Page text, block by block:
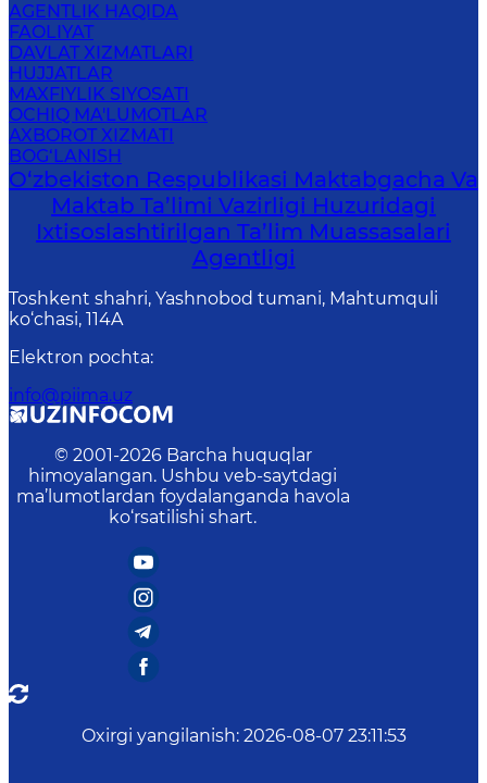
AGENTLIK HAQIDA
FAOLIYAT
DAVLAT XIZMATLARI
HUJJATLAR
MAXFIYLIK SIYOSATI
OCHIQ MA'LUMOTLAR
AXBOROT XIZMATI
BOG‘LANISH
O‘zbekiston Respublikasi Maktabgacha Va
Maktab Ta’limi Vazirligi Huzuridagi
Ixtisoslashtirilgan Ta’lim Muassasalari
Agentligi
Toshkent shahri, Yashnobod tumani, Mahtumquli
ko‘chasi, 114A
Elektron pochta:
info@piima.uz
© 2001-2026 Barcha huquqlar
himoyalangan. Ushbu veb-saytdagi
ma’lumotlardan foydalanganda havola
ko‘rsatilishi shart.
Oxirgi yangilanish: 2026-08-07 23:11:53